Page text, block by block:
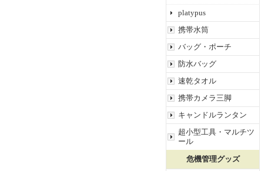
platypus
携帯水筒
バッグ・ポーチ
防水バッグ
速乾タオル
携帯カメラ三脚
キャンドルランタン
超小型工具・マルチツ
ール
危機管理グッズ